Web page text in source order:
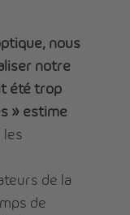
nous
notre
été trop
» estime
les
de la
de